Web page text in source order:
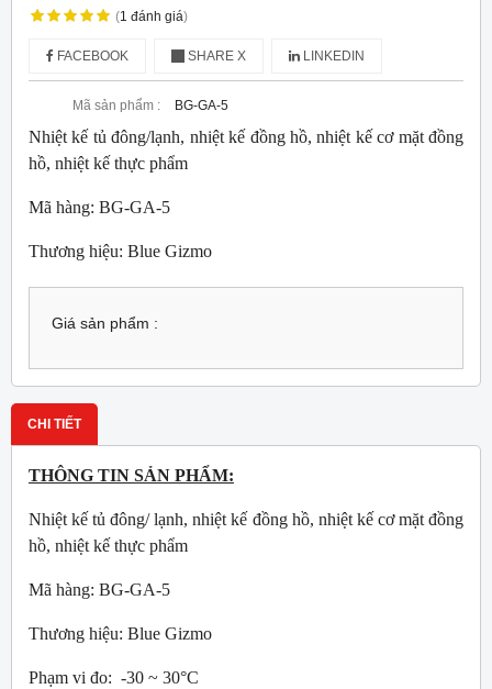
(1 đánh giá)
FACEBOOK SHARE X LINKEDIN
Mã sản phẩm : BG-GA-5
Nhiệt kế tủ đông/lạnh, nhiệt kế đồng hồ, nhiệt kế cơ mặt đồng
hồ, nhiệt kế thực phẩm
Mã hàng: BG-GA-5
Thương hiệu: Blue Gizmo
Giá sản phẩm :
CHI TIẾT
THÔNG TIN SẢN PHẨM:
Nhiệt kế tủ đông/ lạnh, nhiệt kế đồng hồ, nhiệt kế cơ mặt đồng
hồ, nhiệt kế thực phẩm
Mã hàng: BG-GA-5
Thương hiệu: Blue Gizmo
Phạm vi đo: -30 ~ 30°C